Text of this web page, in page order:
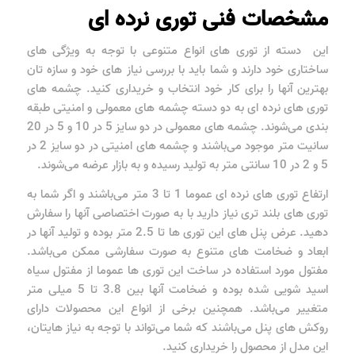
مشخصات فنی توری نرده ای
این دسته از توری های انواع متنوعی با توجه به ویژگی های
ساختاری خود دارند و شما باید با بررسی نیاز های خود و سازه تان
بهترین آنها را برای کار خود انتخاب و خریداری کنید. چشمه های
توری های نرده ای به دو دسته چشمه های معمولی و امنیتی طبقه
بندی می‌شوند. چشمه های معمولی در دو سایز 5 در 10 و 5 در 20
سانیت متر موجود می‌باشند و چشمه های امنیتی در دو سایز 2 در
5 و 2 در 10 سانتی متر به تولید رسیده و به بازار عرضه می‌شوند.
ارتفاع توری های نرده ای عموما 1 تا 3 متر می‌باشند و اگر شما به
توری های بلند تری نیاز دارید با به صورت اختصاصی آنها را سفارش
دهید. عرض پنل های این توری ها تا 2.5 متر بوده و تولید آنها در
ابعاد و ضخامت های متنوع به صورت سفارشی ممکن می‌باشد.
مفتول مورد استفاده در ساخت این توری ها عموما از مفتول سیاه
اسید شویی شده بوده و ضخامت آنها بین 3.8 تا 5 میلی متر
متغییر می‌باشد. همچنین برخی از انواع این محصولات دارای
روکش های پنل می‌‌باشند که شما می‌تواند با توجه به نیاز هایتان،
این مدل از محصول را خریداری کنید.